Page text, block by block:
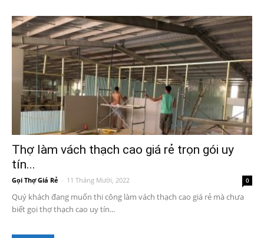
Thợ làm vách thạch cao giá rẻ trọn gói uy
tín...
Gọi Thợ Giá Rẻ - 11 Tháng Mười, 2022 0
Quý khách đang muốn thi công làm vách thạch cao giá rẻ mà chưa
biết gọi thợ thạch cao uy tín...